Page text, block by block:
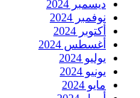
ديسمبر 2024
نوفمبر 2024
أكتوبر 2024
أغسطس 2024
يوليو 2024
يونيو 2024
مايو 2024